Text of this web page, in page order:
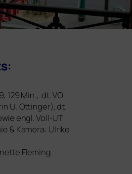
129 Min., dt.VO
U. Ottinger), dt.
engl. Voll-UT
& Kamera: Ulrike
Fleming